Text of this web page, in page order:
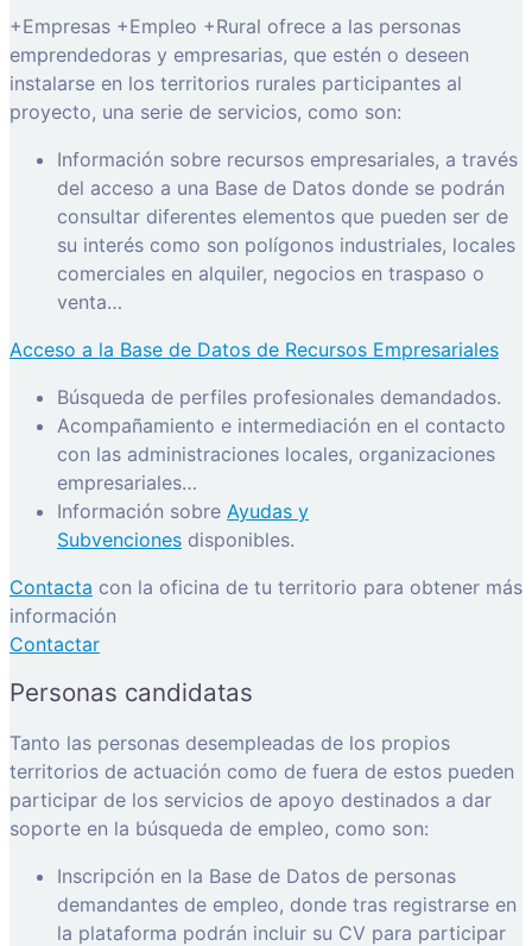
+Empresas +Empleo +Rural ofrece a las personas
emprendedoras y empresarias, que estén o deseen
instalarse en los territorios rurales participantes al
proyecto, una serie de servicios, como son:
Información sobre recursos empresariales, a través
del acceso a una Base de Datos donde se podrán
consultar diferentes elementos que pueden ser de
su interés como son polígonos industriales, locales
comerciales en alquiler, negocios en traspaso o
venta…
Acceso a la Base de Datos de Recursos Empresariales
Búsqueda de perfiles profesionales demandados.
Acompañamiento e intermediación en el contacto
con las administraciones locales, organizaciones
empresariales…
Información sobre Ayudas y
Subvenciones disponibles.
Contacta con la oficina de tu territorio para obtener más
información
Contactar
Personas candidatas
Tanto las personas desempleadas de los propios
territorios de actuación como de fuera de estos pueden
participar de los servicios de apoyo destinados a dar
soporte en la búsqueda de empleo, como son:
Inscripción en la Base de Datos de personas
demandantes de empleo, donde tras registrarse en
la plataforma podrán incluir su CV para participar